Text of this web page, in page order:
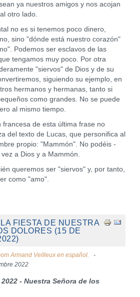
ya nuestros amigos y nos acojan
otro lado.
no es si tenemos poco dinero,
sino "dónde está nuestro corazón"
Podemos ser esclavos de las
tengamos muy poco. Por otra
"siervos" de Dios y de su
siguiendo su ejemplo, en
hermanos y hermanas, tanto si
como grandes. No se puede
al mismo tiempo.
francesa de esta última frase no
del texto de Lucas, que personifica al
propio: "Mammón". No podéis -
a Dios y a Mammón.
queremos ser "siervos" y, por tanto,
como "amo".
FIESTA DE NUESTRA
DOLORES (15 DE
Armand Veilleux en español.
2022
- Nuestra Señora de los